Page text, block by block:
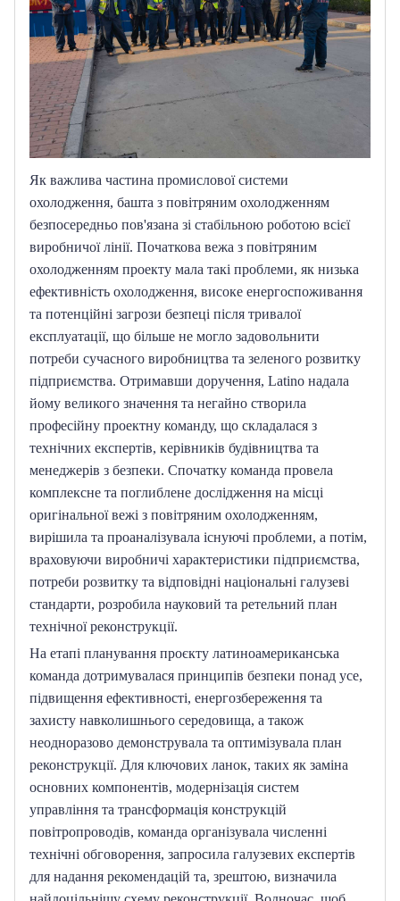
Як важлива частина промислової системи
охолодження, башта з повітряним охолодженням
безпосередньо пов'язана зі стабільною роботою всієї
виробничої лінії. Початкова вежа з повітряним
охолодженням проекту мала такі проблеми, як низька
ефективність охолодження, високе енергоспоживання
та потенційні загрози безпеці після тривалої
експлуатації, що більше не могло задовольнити
потреби сучасного виробництва та зеленого розвитку
підприємства. Отримавши доручення, Latino надала
йому великого значення та негайно створила
професійну проектну команду, що складалася з
технічних експертів, керівників будівництва та
менеджерів з безпеки. Спочатку команда провела
комплексне та поглиблене дослідження на місці
оригінальної вежі з повітряним охолодженням,
вирішила та проаналізувала існуючі проблеми, а потім,
враховуючи виробничі характеристики підприємства,
потреби розвитку та відповідні національні галузеві
стандарти, розробила науковий та ретельний план
технічної реконструкції.
На етапі планування проєкту латиноамериканська
команда дотримувалася принципів безпеки понад усе,
підвищення ефективності, енергозбереження та
захисту навколишнього середовища, а також
неодноразово демонструвала та оптимізувала план
реконструкції. Для ключових ланок, таких як заміна
основних компонентів, модернізація систем
управління та трансформація конструкцій
повітропроводів, команда організувала численні
технічні обговорення, запросила галузевих експертів
для надання рекомендацій та, зрештою, визначила